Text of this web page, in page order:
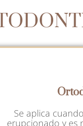
Se aplica
erupcionado y es